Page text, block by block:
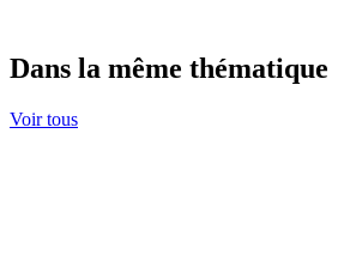
Dans la même thématique
Voir tous